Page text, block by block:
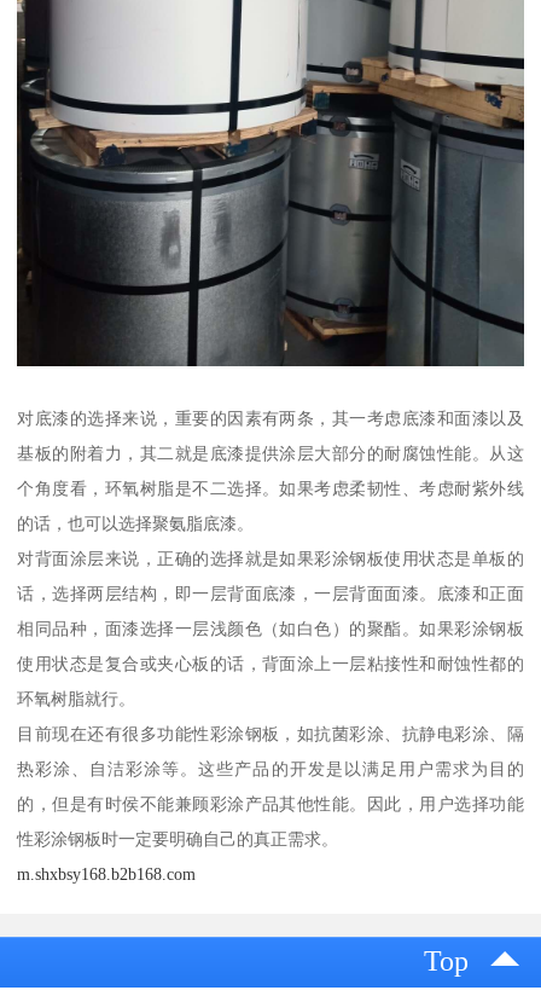
对底漆的选择来说，重要的因素有两条，其一考虑底漆和面漆以及
基板的附着力，其二就是底漆提供涂层大部分的耐腐蚀性能。从这
个角度看，环氧树脂是不二选择。如果考虑柔韧性、考虑耐紫外线
的话，也可以选择聚氨脂底漆。
对背面涂层来说，正确的选择就是如果彩涂钢板使用状态是单板的
话，选择两层结构，即一层背面底漆，一层背面面漆。底漆和正面
相同品种，面漆选择一层浅颜色（如白色）的聚酯。如果彩涂钢板
使用状态是复合或夹心板的话，背面涂上一层粘接性和耐蚀性都的
环氧树脂就行。
目前现在还有很多功能性彩涂钢板，如抗菌彩涂、抗静电彩涂、隔
热彩涂、自洁彩涂等。这些产品的开发是以满足用户需求为目的
的，但是有时侯不能兼顾彩涂产品其他性能。因此，用户选择功能
性彩涂钢板时一定要明确自己的真正需求。
m.shxbsy168.b2b168.com
Top